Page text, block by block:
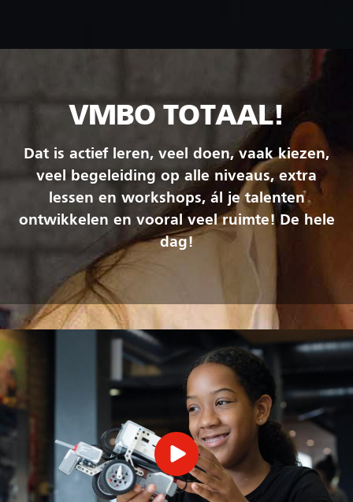
VMBO TOTAAL!
Dat is actief leren, veel doen, vaak kiezen,
veel begeleiding op alle niveaus, extra
lessen en workshops, ál je talenten
ontwikkelen en vooral veel ruimte! De hele
dag!